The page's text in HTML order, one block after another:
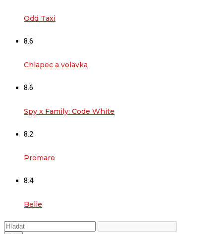
Odd Taxi
8.6
Chlapec a volavka
8.6
Spy x Family: Code White
8.2
Promare
8.4
Belle